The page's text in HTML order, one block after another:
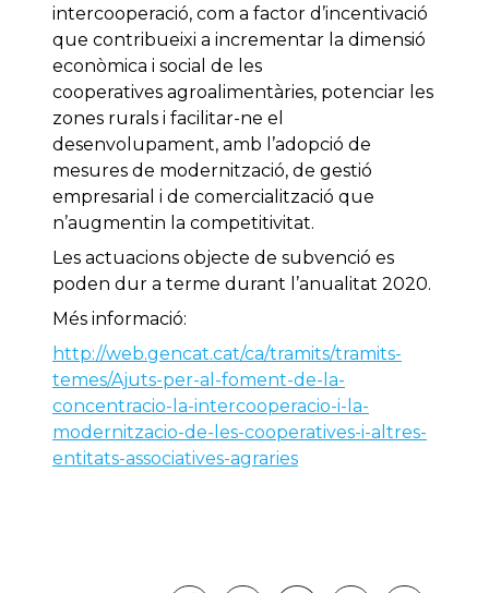
intercooperació, com a factor d’incentivació
que contribueixi a incrementar la dimensió
econòmica i social de les
cooperatives agroalimentàries, potenciar les
zones rurals i facilitar-ne el
desenvolupament, amb l’adopció de
mesures de modernització, de gestió
empresarial i de comercialització que
n’augmentin la competitivitat.
Les actuacions objecte de subvenció es
poden dur a terme durant l’anualitat 2020.
Més informació:
http://web.gencat.cat/ca/tramits/tramits-
temes/Ajuts-per-al-foment-de-la-
concentracio-la-intercooperacio-i-la-
modernitzacio-de-les-cooperatives-i-altres-
entitats-associatives-agraries